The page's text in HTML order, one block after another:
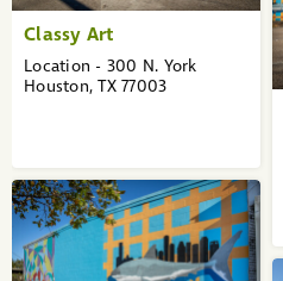
Classy Art
Location - 300 N. York
Houston, TX 77003